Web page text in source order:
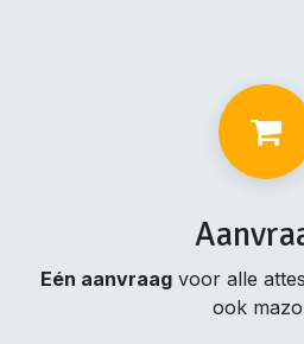
Eén aanvraagvoor alle
ook